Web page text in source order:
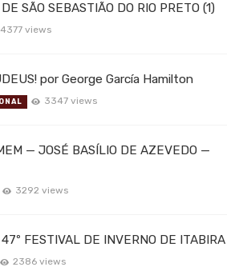
SÃO SEBASTIÃO DO RIO PRETO (1)
4377 views
por George García Hamilton
3347 views
— JOSÉ BASÍLIO DE AZEVEDO —
3292 views
47º FESTIVAL DE INVERNO DE ITABIRA
2386 views